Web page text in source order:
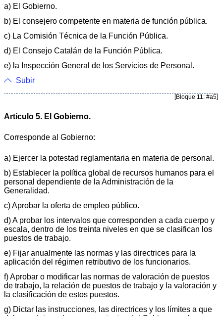
a) El Gobierno.
b) El consejero competente en materia de función pública.
c) La Comisión Técnica de la Función Pública.
d) El Consejo Catalán de la Función Pública.
e) la Inspección General de los Servicios de Personal.
Subir
[Bloque 11: #a5]
Artículo 5. El Gobierno.
Corresponde al Gobierno:
a) Ejercer la potestad reglamentaria en materia de personal.
b) Establecer la política global de recursos humanos para el
personal dependiente de la Administración de la
Generalidad.
c) Aprobar la oferta de empleo público.
d) A probar los intervalos que corresponden a cada cuerpo y
escala, dentro de los treinta niveles en que se clasifican los
puestos de trabajo.
e) Fijar anualmente las normas y las directrices para la
aplicación del régimen retributivo de los funcionarios.
f) Aprobar o modificar las normas de valoración de puestos
de trabajo, la relación de puestos de trabajo y la valoración y
la clasificación de estos puestos.
g) Dictar las instrucciones, las directrices y los límites a que